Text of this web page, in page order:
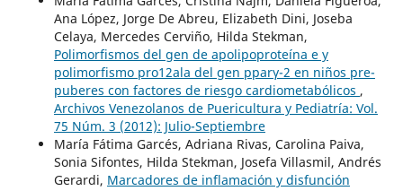
Ana López, Jorge De Abreu, Elizabeth Dini, Joseba
Celaya, Mercedes Cerviño, Hilda Stekman,
Polimorfismos del gen de apolipoproteína e y
polimorfismo pro12ala del gen pparγ-2 en niños pre-
puberes con factores de riesgo cardiometabólicos ,
Archivos Venezolanos de Puericultura y Pediatría: Vol.
75 Núm. 3 (2012): Julio-Septiembre
María Fátima Garcés, Adriana Rivas, Carolina Paiva,
Sonia Sifontes, Hilda Stekman, Josefa Villasmil, Andrés
Gerardi, Marcadores de inflamación y disfunción